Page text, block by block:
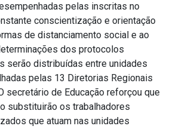
pelas inscritas no
conscientização e orientação
de distanciamento social e ao
dos protocolos
serão distribuídas entre unidades
pelas 13 Diretorias Regionais
secretário de Educação reforçou que
substituirão os trabalhadores
que atuam nas unidades